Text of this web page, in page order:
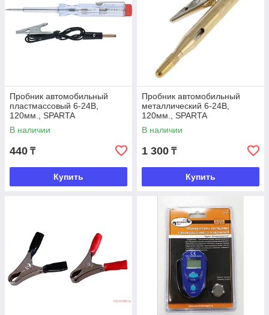
Пробник автомобильный
пластмассовый 6-24B,
120мм., SPARTA
В наличии
440 ₸
Купить
Пробник автомобильный
металлический 6-24В,
120мм., SPARTA
В наличии
1 300 ₸
Купить